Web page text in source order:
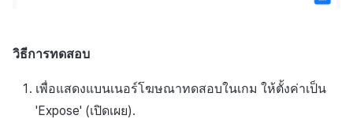
วิธีการทดสอบ
เพื่อแสดงแบนเนอร์โฆษณาทดสอบในเกม ให้ตั้งค่าเป็น
'Expose' (เปิดเผย).